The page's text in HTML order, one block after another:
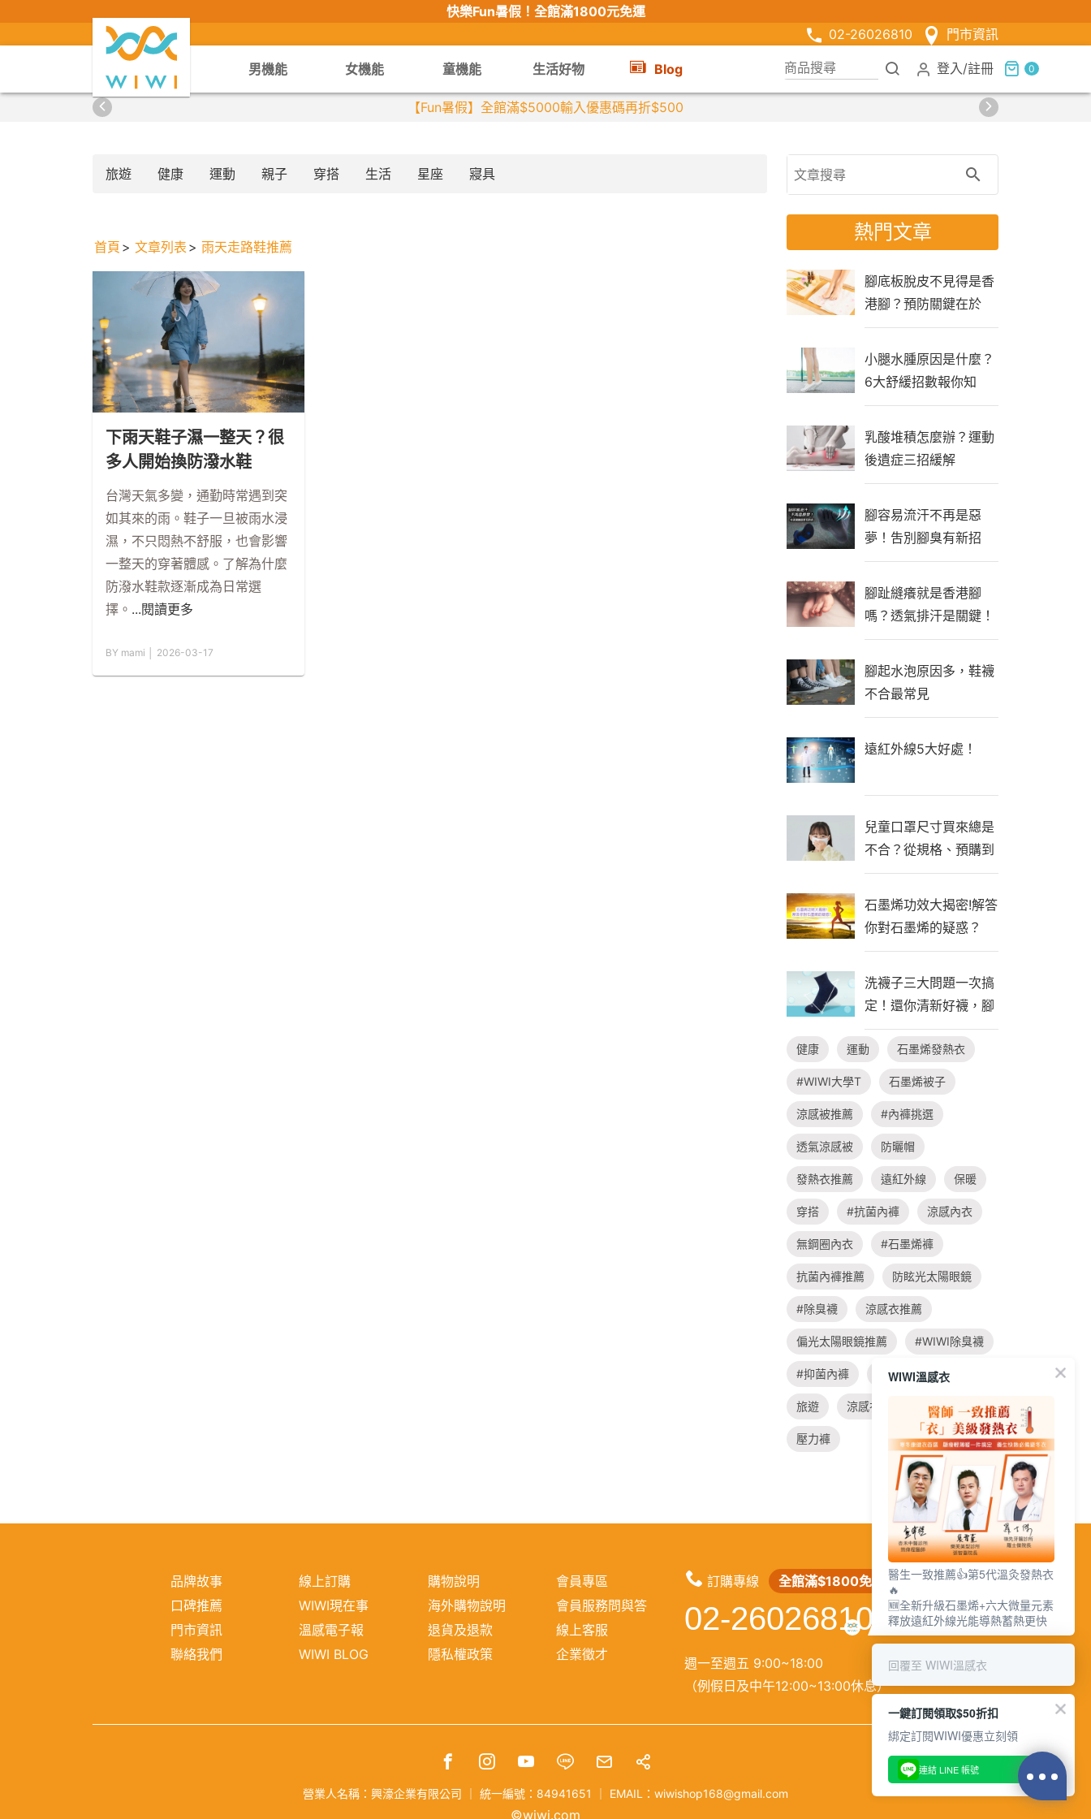
快樂Fun暑假！ 全館滿1800元免運
02-26026810
門市資訊
男機能 女機能 童機能 生活好物 Blog 登入 /註冊 0
【Fun暑假】全館滿$5000輸入優惠碼再折$500
旅遊 健康 運動 親子 穿搭 生活 星座 寢具
首頁 文章列表 雨天走路鞋推薦
下雨天鞋子濕一整天？很
多人開始換防潑水鞋
台灣天氣多變，通勤時常遇到突
如其來的雨。鞋子一旦被雨水浸
濕，不只悶熱不舒服，也會影響
一整天的穿著體感。了解為什麼
防潑水鞋款逐漸成為日常選
擇。 ...閱讀更多
BY mami │ 2026-03-17
熱門文章
腳底板脫皮不見得是香
港腳？預防關鍵在於
「生活習慣」
小腿水腫原因是什麼？
6大舒緩招數報你知
乳酸堆積怎麼辦？運動
後遺症三招緩解
腳容易流汗不再是惡
夢！吿別腳臭有新招
腳趾縫癢就是香港腳
嗎？透氣排汗是關鍵！
腳起水泡原因多，鞋襪
不合最常見
遠紅外線5大好處！
兒童口罩尺寸買來總是
不合？從規格、預購到
自製一次看懂！
石墨烯功效大揭密!解答
你對石墨烯的疑惑？
洗襪子三大問題一次搞
定！還你清新好襪，腳
臭不隨行
健康 運動 石墨烯發熱衣
#WIWI大學T 石墨烯被子
涼感被推薦 #內褲挑選
透氣涼感被 防曬帽
發熱衣推薦 遠紅外線 保暖
穿搭 #抗菌內褲 涼感內衣
無鋼圈內衣 #石墨烯褲
抗菌內褲推薦 防眩光太陽眼鏡
#除臭襪 涼感衣推薦
偏光太陽眼鏡推薦 #WIWI除臭襪
#抑菌內褲 親子 飲食
旅遊 涼感衣 #大學t穿搭
壓力褲
繁│简
品牌故事
口碑推薦
門市資訊
聯絡我們
線上訂購
WIWI現在事
溫感電子報
WIWI BLOG
購物說明
海外購物說明
退貨及退款
隱私權政策
會員專區
會員服務問與答
線上客服
企業徵才
訂購專線 全館滿$1800免運
02-26026810
週一至週五 9:00~18:00
（例假日及中午12:00~13:00休息）
營業人名稱：興濠企業有限公司 統一編號：84941651 EMAIL：wiwishop168@gmail.com
©wiwi.com
WIWI溫感衣
醫生一致推薦👍第5代溫灸發熱衣
🔥
🆕全新升級石墨烯+六大微量元素
釋放遠紅外線光能導熱蓄熱更快
回覆至 WIWI溫感衣
一鍵訂閱領取$50折扣
綁定訂閱WIWI優惠立刻領
連結 LINE 帳號